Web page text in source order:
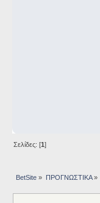
Σελίδες: [1]
BetSite » ΠΡΟΓΝΩΣΤΙΚΑ»